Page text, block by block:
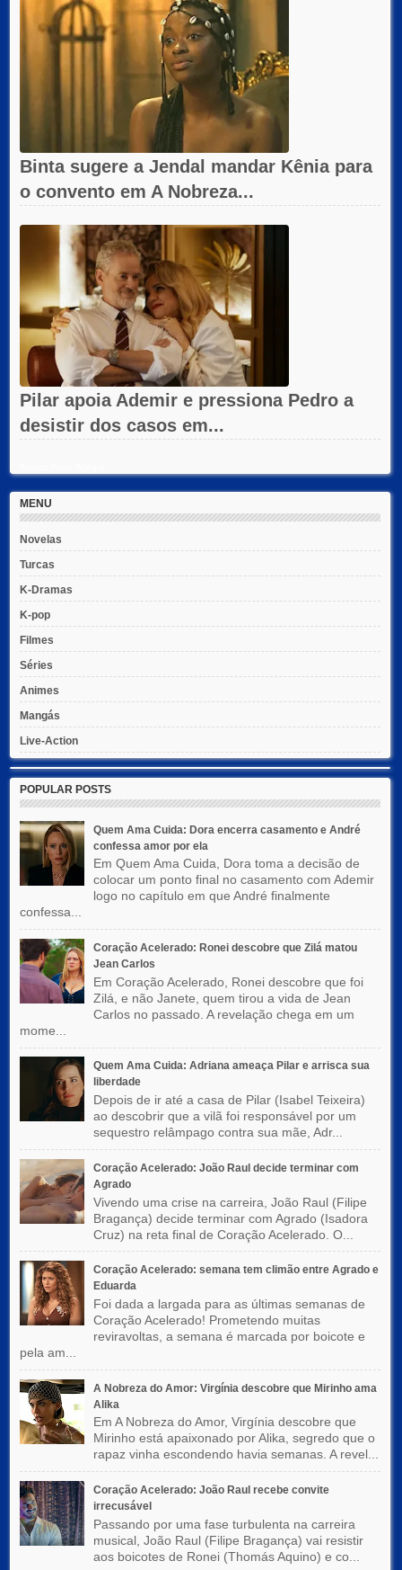
Binta sugere a Jendal mandar Kênia para
o convento em A Nobreza...
Pilar apoia Ademir e pressiona Pedro a
desistir dos casos em...
MENU
Novelas
Turcas
K-Dramas
K-pop
Filmes
Séries
Animes
Mangás
Live-Action
POPULAR POSTS
Quem Ama Cuida: Dora encerra casamento e André
confessa amor por ela
Em Quem Ama Cuida, Dora toma a decisão de
colocar um ponto final no casamento com Ademir
logo no capítulo em que André finalmente
confessa...
Coração Acelerado: Ronei descobre que Zilá matou
Jean Carlos
Em Coração Acelerado, Ronei descobre que foi
Zilá, e não Janete, quem tirou a vida de Jean
Carlos no passado. A revelação chega em um
mome...
Quem Ama Cuida: Adriana ameaça Pilar e arrisca sua
liberdade
Depois de ir até a casa de Pilar (Isabel Teixeira)
ao descobrir que a vilã foi responsável por um
sequestro relâmpago contra sua mãe, Adr...
Coração Acelerado: João Raul decide terminar com
Agrado
Vivendo uma crise na carreira, João Raul (Filipe
Bragança) decide terminar com Agrado (Isadora
Cruz) na reta final de Coração Acelerado. O...
Coração Acelerado: semana tem climão entre Agrado e
Eduarda
Foi dada a largada para as últimas semanas de
Coração Acelerado! Prometendo muitas
reviravoltas, a semana é marcada por boicote e
pela am...
A Nobreza do Amor: Virgínia descobre que Mirinho ama
Alika
Em A Nobreza do Amor, Virgínia descobre que
Mirinho está apaixonado por Alika, segredo que o
rapaz vinha escondendo havia semanas. A revel...
Coração Acelerado: João Raul recebe convite
irrecusável
Passando por uma fase turbulenta na carreira
musical, João Raul (Filipe Bragança) vai resistir
aos boicotes de Ronei (Thomás Aquino) e co...